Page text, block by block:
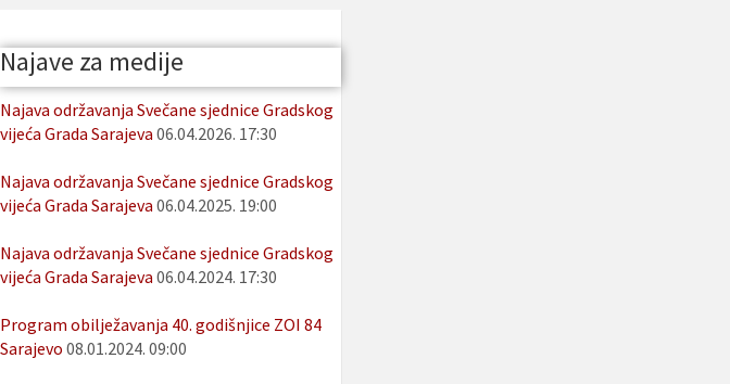
Najave za medije
Najava održavanja Svečane sjednice Gradskog
vijeća Grada Sarajeva 06.04.2026. 17:30
Najava održavanja Svečane sjednice Gradskog
vijeća Grada Sarajeva 06.04.2025. 19:00
Najava održavanja Svečane sjednice Gradskog
vijeća Grada Sarajeva 06.04.2024. 17:30
Program obilježavanja 40. godišnjice ZOI 84
Sarajevo 08.01.2024. 09:00